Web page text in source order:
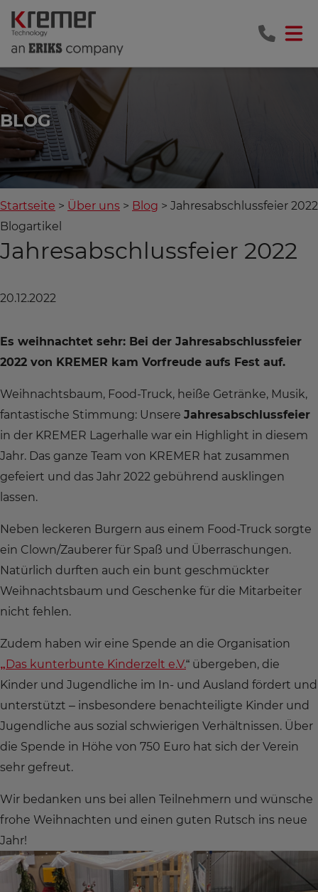
BLOG
Startseite Über uns Blog
Jahresabschlussfeier 2022
Blogartikel
Jahresabschlussfeier 2022
20.12.2022
Es weihnachtet sehr: Bei der Jahresabschlussfeier
2022 von KREMER kam Vorfreude aufs Fest auf.
Weihnachtsbaum, Food-Truck, heiße Getränke, Musik,
fantastische Stimmung: Unsere Jahresabschlussfeier
in der KREMER Lagerhalle war ein Highlight in diesem
Jahr. Das ganze Team von KREMER hat zusammen
gefeiert und das Jahr 2022 gebührend ausklingen
lassen.
Neben leckeren Burgern aus einem Food-Truck sorgte
ein Clown/Zauberer für Spaß und Überraschungen.
Natürlich durften auch ein bunt geschmückter
Weihnachtsbaum und Geschenke für die Mitarbeiter
nicht fehlen.
Zudem haben wir eine Spende an die Organisation
„Das kunterbunte Kinderzelt e.V.“ übergeben, die
Kinder und Jugendliche im In- und Ausland fördert und
unterstützt – insbesondere benachteiligte Kinder und
Jugendliche aus sozial schwierigen Verhältnissen. Über
die Spende in Höhe von 750 Euro hat sich der Verein
sehr gefreut.
Wir bedanken uns bei allen Teilnehmern und wünsche
frohe Weihnachten und einen guten Rutsch ins neue
Jahr!